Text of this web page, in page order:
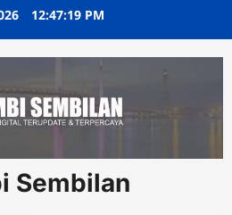
12:47:19 PM
Sembilan